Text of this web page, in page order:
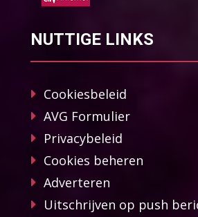
NUTTIGE LINKS
Cookiesbeleid
AVG Formulier
Privacybeleid
Cookies beheren
Adverteren
Uitschrijven op push